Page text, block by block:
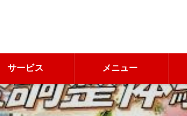
サービス メニュー